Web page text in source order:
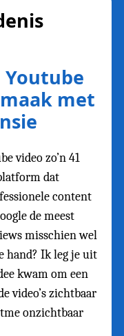
met
video zo’n 41
dat
content
de meest
misschien wel
hand? Ik leg je uit
kwam om een
video’s zichtbaar
onzichtbaar